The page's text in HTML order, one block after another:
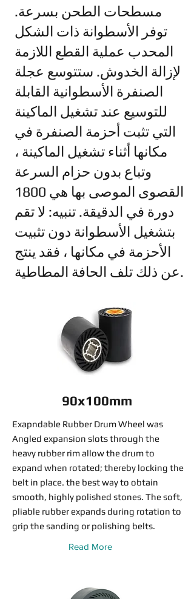
مسطحات الطحن بسرعة.
توفر الأسطوانة ذات الشكل
المحدب عملية القطع اللازمة
لإزالة الخدوش. ستتوسع عجلة
الصنفرة الأسطوانية القابلة
للتوسيع عند تشغيل الماكينة
التي تثبت أحزمة الصنفرة في
مكانها أثناء تشغيل الماكينة ،
وتباع بدون حزام السرعة
القصوى الموصى بها هي 1800
دورة في الدقيقة. تنبيه: لا تقم
بتشغيل الأسطوانة دون تثبيت
الأحزمة في مكانها ، فقد ينتج
عن ذلك تلف الحافة المطاطية.
90x100mm
Exapndable Rubber Drum Wheel was
Angled expansion slots through the
heavy rubber rim allow the drum to
expand when rotated; thereby locking the
belt in place. the best way to obtain
smooth, highly polished stones. The soft,
pliable rubber expands during rotation to
grip the sanding or polishing belts.
Read More